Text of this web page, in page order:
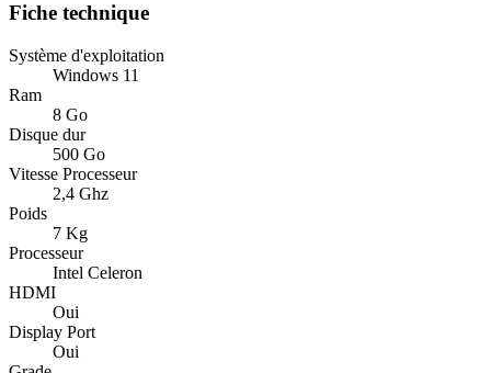
Fiche technique
Système d'exploitation
Windows 11
Ram
8 Go
Disque dur
500 Go
Vitesse Processeur
2,4 Ghz
Poids
7 Kg
Processeur
Intel Celeron
HDMI
Oui
Display Port
Oui